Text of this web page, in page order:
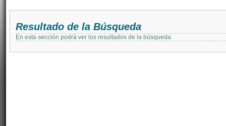
Resultado de la Búsqueda
En esta sección podrá ver los resultados de la búsqueda